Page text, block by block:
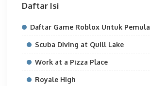
Daftar Isi
Daftar Game Roblox Untuk Pemula
Scuba Diving at Quill Lake
Work at a Pizza Place
Royale High